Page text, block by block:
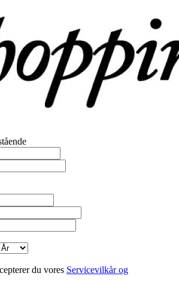
du vores Servicevilkår og